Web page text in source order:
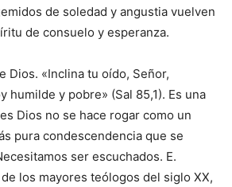
de soledad y angustia vuelven
de consuelo y esperanza.
Dios. «Inclina tu oído, Señor,
humilde y pobre» (Sal 85,1). Es una
Dios no se hace rogar como un
pura condescendencia que se
ser escuchados. E.
los mayores teólogos del siglo XX,